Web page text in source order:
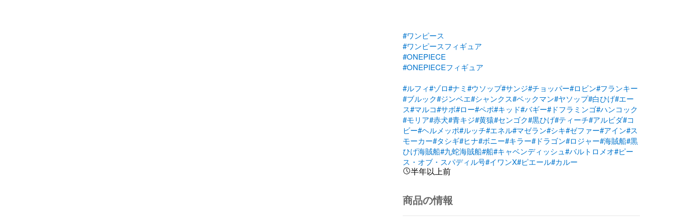
#ワンピース
#ワンピースフィギュア
#ONEPIECE
#ONEPIECEフィギュア
#ルフィ#ゾロ#ナミ#ウソップ#サンジ#チョッパー#ロビン#フランキー
#ブルック#ジンベエ#シャンクス#ベックマン#ヤソップ#白ひげ#エー
ス#マルコ#サボ#ロー#ペポ#キッド#バギー#ドフラミンゴ#ハンコック
#モリア#赤犬#青キジ#黄猿#センゴク#黒ひげ#ティーチ#アルビダ#コ
ビー#ヘルメッポ#ルッチ#エネル#マゼラン#シキ#ゼファー#アイン#ス
モーカー#タシギ#ヒナ#ボニー#キラー#ドラゴン#ロジャー#海賊船#黒
ひげ海賊船#九蛇海賊船#船#キャベンディッシュ#バルトロメオ#ピー
ス・オブ・スパディル号#イワンX#ピエール#カルー
半年以上前
商品の情報